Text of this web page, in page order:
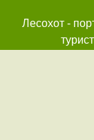
Лесохот -